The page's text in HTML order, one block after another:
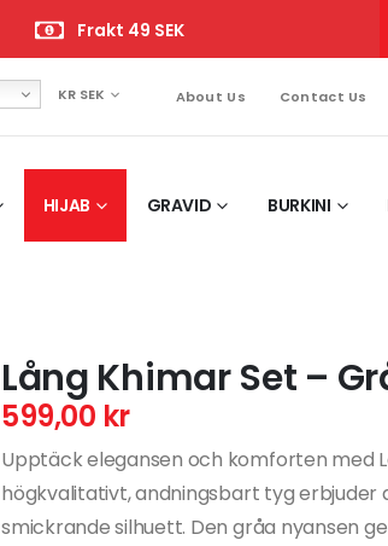
Frakt 49 SEK
KR SEK About Us Contact Us
HIJAB GRAVID BURKINI
Lång Khimar Set –
599,00 kr
Upptäck elegansen och komforten med
högkvalitativt, andningsbart tyg
smickrande silhuett. Den gråa nyansen